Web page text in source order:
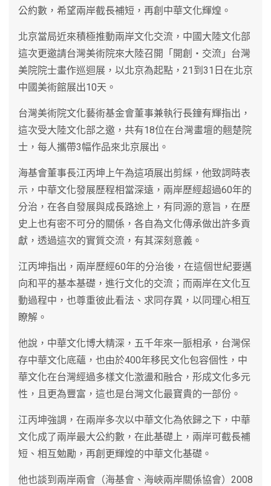
公約數，希望兩岸截長補短，再創中華文化輝煌。
北京當局近來積極推動兩岸文化交流，中國大陸文化部
這次更邀請台灣美術院來大陸召開「開創‧交流」台灣
美院院士畫作巡迴展，以北京為起點，21到31日在北京
中國美術館展出10天。
台灣美術院文化藝術基金會董事兼執行長鐘有輝指出，
這次受大陸文化部之邀，共有18位在台灣畫壇的翹楚院
士，每人攜帶3幅作品來北京展出。
海基會董事長江丙坤上午為這項展出剪綵，他致詞時表
示，中華文化發展歷程相當深遠，兩岸歷經超過60年的
分治，在各自發展與成長路途上，有同源的意旨，在歷
史上也有密不可分的關係，各自為文化傳承做出許多貢
獻，透過這次的實質交流，有其深刻意義。
江丙坤指出，兩岸歷經60年的分治後，在這個世紀要邁
向和平的基本基礎，進行文化的交流；而兩岸在文化互
動過程中，也尊重彼此看法、求同存異，以同理心相互
瞭解。
他說，中華文化博大精深，五千年來一脈相承，台灣保
存中華文化底蘊，也由於400年移民文化包容個性，中
華文化在台灣經過多樣文化激盪和融合，形成文化多元
性，且更為豐富，這也是台灣文化最寶貴的一部份。
江丙坤強調，在兩岸多次以中華文化為依歸之下，中華
文化成了兩岸最大公約數，在此基礎上，兩岸可截長補
短、相互勉勵，再創更輝煌的中華文化基礎。
他也談到兩岸兩會（海基會、海峽兩岸關係協會）2008